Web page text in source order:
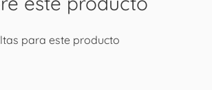
para este producto